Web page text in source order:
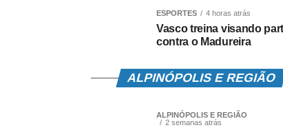
Agência Esporte
ESPORTES 4 horas atrás
Vasco treina visando
contra o Madureira
ALPINÓPOLIS E REGIÃO
ALPINÓPOLIS E REGIÃO
2 semanas atrás